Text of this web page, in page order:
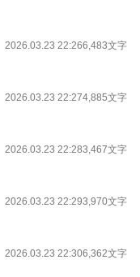
2026.03.23 22:266,483文字
2026.03.23 22:274,885文字
2026.03.23 22:283,467文字
2026.03.23 22:293,970文字
2026.03.23 22:306,362文字